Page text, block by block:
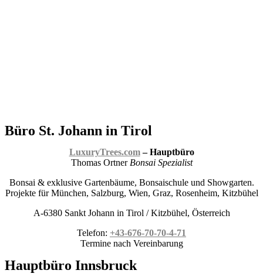
Büro St. Johann in Tirol
LuxuryTrees.com– Hauptbüro
Thomas Ortner Bonsai Spezialist
Bonsai & exklusive Gartenbäume, Bonsaischule und Showgarten.
Projekte für München, Salzburg, Wien, Graz, Rosenheim, Kitzbühel
A-6380 Sankt Johann in Tirol / Kitzbühel, Österreich
Telefon: +43-676-70-70-4-71
Termine nach Vereinbarung
Hauptbüro Innsbruck